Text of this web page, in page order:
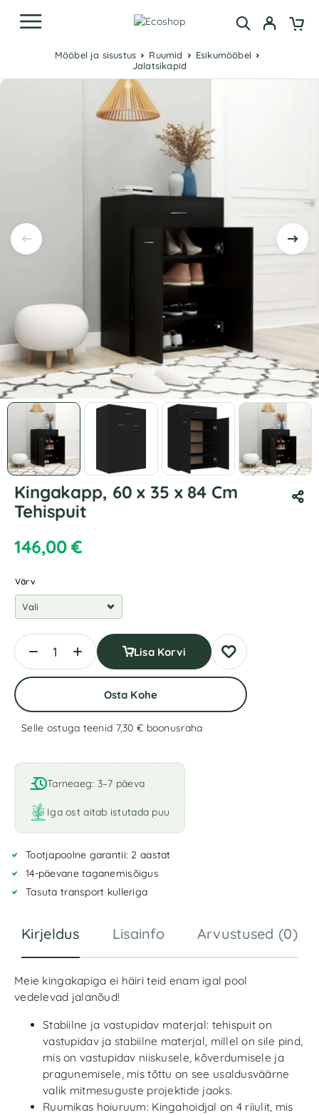
Mööbel ja sisustus Ruumid
Esikumööbel
Jalatsikapid
Kingakapp, 60 x 35 x 84 Cm
Tehispuit
146,00€
Värv
Lisa Korvi
Osta Kohe
Selle ostuga teenid 7,30 € boonusraha
l
t
e
r
n
t
i
Tarneaeg: 3–7 päeva
Iga ost aitab istutada puu
Tootjapoolne garantii: 2 aastat
14-päevane taganemisõigus
Tasuta transport kulleriga
Kirjeldus Lisainfo Arvustused (0)
Meie kingakapiga ei häiri teid enam igal pool
vedelevad jalanõud!
Stabiilne ja vastupidav materjal: tehispuit on
vastupidav ja stabiilne materjal, millel on sile pind,
mis on vastupidav niiskusele, kõverdumisele ja
pragunemisele, mis tõttu on see usaldusväärne
valik mitmesuguste projektide jaoks.
Ruumikas hoiuruum: Kingahoidjal on 4 riiulit, mis